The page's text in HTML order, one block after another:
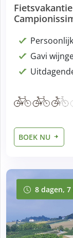
Gavi
BOEK NU
8 dagen,
8 dagen,